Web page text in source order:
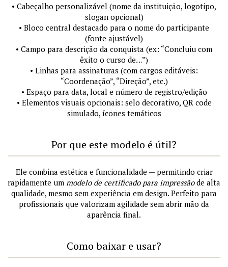
• Cabeçalho personalizável (nome da instituição, logotipo,
slogan opcional)
• Bloco central destacado para o nome do participante
(fonte ajustável)
• Campo para descrição da conquista (ex: “Concluiu com
êxito o curso de…”)
• Linhas para assinaturas (com cargos editáveis:
“Coordenação”, “Direção”, etc.)
• Espaço para data, local e número de registro/edição
• Elementos visuais opcionais: selo decorativo, QR code
simulado, ícones temáticos
Por que este modelo é útil?
Ele combina estética e funcionalidade — permitindo criar
rapidamente um modelo de certificado para impressãode alta
qualidade, mesmo sem experiência em design. Perfeito para
profissionais que valorizam agilidade sem abrir mão da
aparência final.
Como baixar e usar?